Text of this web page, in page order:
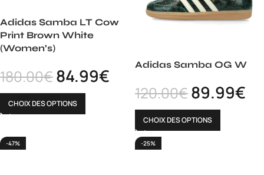
Adidas Samba LT Cow
Print Brown White
(Women’s)
180.00€84.99€
CHOIX DES OPTIONS
Adidas Samba OG W
120.00€89.99€
CHOIX DES OPTIONS
-47% -25%